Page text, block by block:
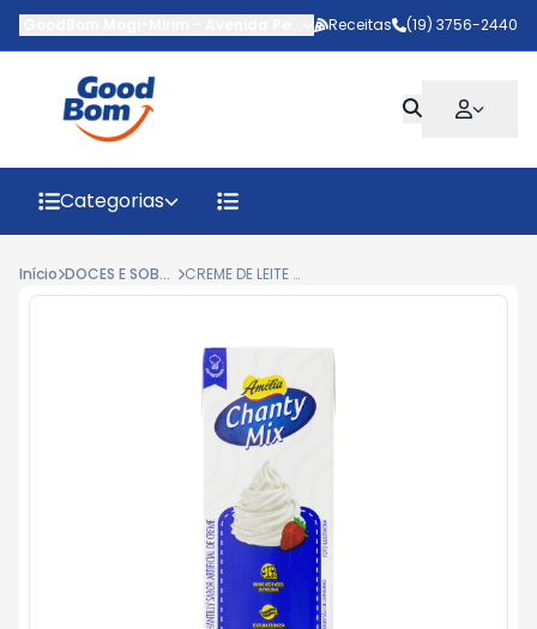
Avenida Pedro Botesi,Mogi Mirim-SP
Receitas (19) 3756-2440
Categorias
Início DOCES E SOBREMESAS CREME DE LEITE CHANTY MIX AMELIA 200ML